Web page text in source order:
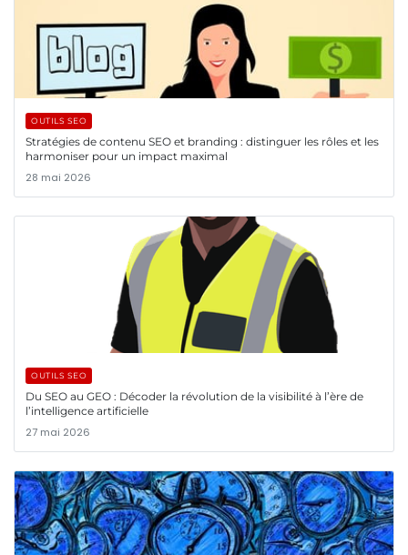
OUTILS SEO
Stratégies de contenu SEO et branding : distinguer les rôles et les
harmoniser pour un impact maximal
28 mai 2026
OUTILS SEO
Du SEO au GEO : Décoder la révolution de la visibilité à l’ère de
l’intelligence artificielle
27 mai 2026